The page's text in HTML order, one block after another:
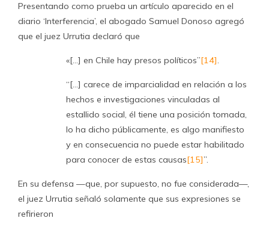
Presentando como prueba un artículo aparecido en el
diario ‘Interferencia’, el abogado Samuel Donoso agregó
que el juez Urrutia declaró que
«[…] en Chile hay presos políticos”[14].
“[…] carece de imparcialidad en relación a los
hechos e investigaciones vinculadas al
estallido social, él tiene una posición tomada,
lo ha dicho públicamente, es algo manifiesto
y en consecuencia no puede estar habilitado
para conocer de estas causas[15]”.
En su defensa —que, por supuesto, no fue considerada—,
el juez Urrutia señaló solamente que sus expresiones se
refirieron